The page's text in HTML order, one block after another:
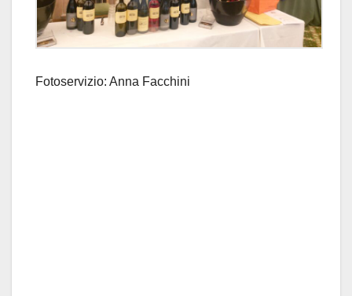
Fotoservizio: Anna Facchini